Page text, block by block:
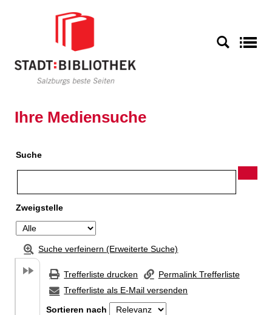
Ihre Mediensuche
Suche
Zweigstelle
Suche verfeinern (Erweiterte Suche)
Trefferliste drucken
Permalink Trefferliste
Trefferliste als E-Mail versenden
Sortieren nach